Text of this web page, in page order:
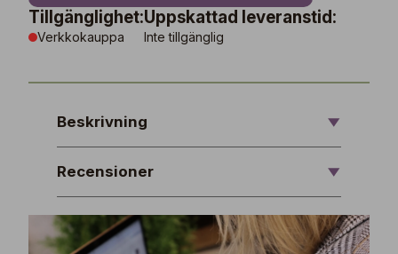
Tillgänglighet:
Verkkokauppa
Uppskattad leveranstid:
Inte tillgänglig
Beskrivning
Recensioner